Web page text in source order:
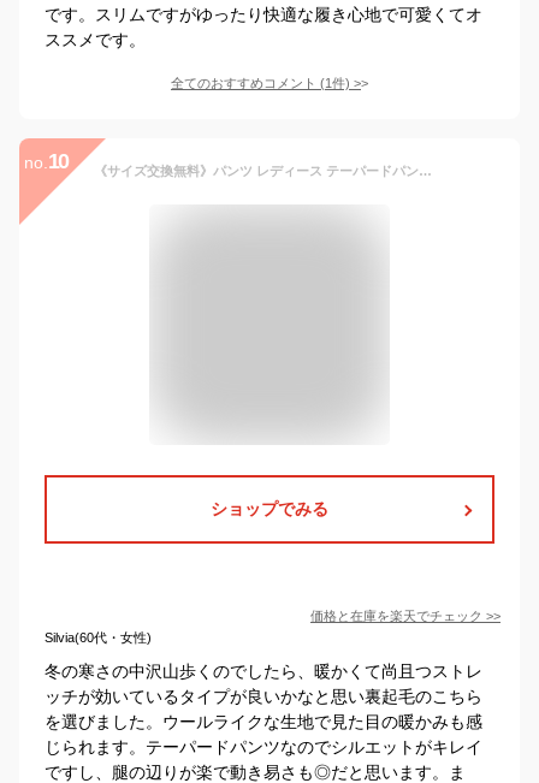
です。スリムですがゆったり快適な履き心地で可愛くてオ
ススメです。
全てのおすすめコメント (1件) >
no. 10 《サイズ交換無料》パンツ レディース テーパードパンツ 単品 秋冬春 S-8L 洗える ウール調 ストレッチ 大きいサイズ ニッセン s0 上下別売 オフィス 通勤 面接 おしゃれ セットアップ スーツ 7days
ショップでみる
価格と在庫を楽天でチェック >>
Silvia(60代・女性)
冬の寒さの中沢山歩くのでしたら、暖かくて尚且つストレ
ッチが効いているタイプが良いかなと思い裏起毛のこちら
を選びました。ウールライクな生地で見た目の暖かみも感
じられます。テーパードパンツなのでシルエットがキレイ
ですし、腿の辺りが楽で動き易さも◎だと思います。ま